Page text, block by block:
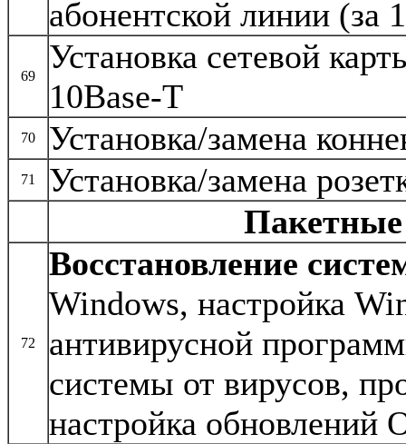
абонентской линии (за
69
Установка сетевой
10Base-T
70 Установка/замена
71
Установка/замена
72
Восстановление
Windows, настройка
антивирусной
системы от вирусов,
настройка обновлений